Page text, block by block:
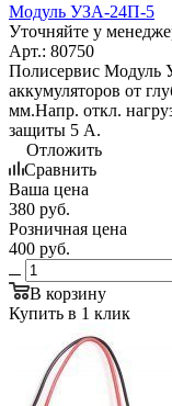
Модуль УЗА-24П-5
Уточняйте у
Арт.: 80750
Полисервис Модуль
аккумуляторов от
мм.Напр. откл.
защиты 5 А.
Отложить
Сравнить
Ваша цена
380 руб.
Розничная цена
400 руб.
В корзину
Купить в 1 клик